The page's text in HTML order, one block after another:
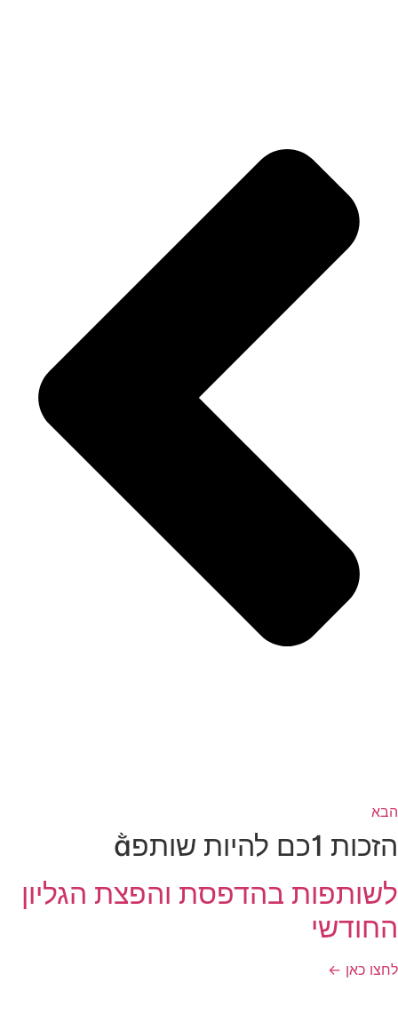
הבא
הזכות כם להיות שותפ
לשותפות בהדפסת והפצת הגליון
החודשי
לחצו כאן ←